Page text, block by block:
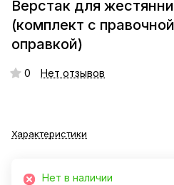
Верстак для
(комплект с
оправкой)
0 Нет отзывов
Характеристики
Нет в наличии